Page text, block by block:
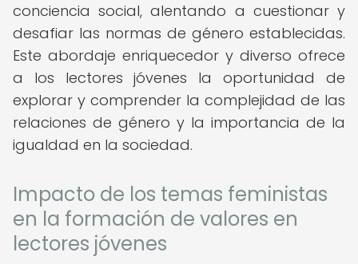
conciencia social, alentando a cuestionar y
desafiar las normas de género establecidas.
Este abordaje enriquecedor y diverso ofrece
a los lectores jóvenes la oportunidad de
explorar y comprender la complejidad de las
relaciones de género y la importancia de la
igualdad en la sociedad.
Impacto de los temas feministas
en la formación de valores en
lectores jóvenes